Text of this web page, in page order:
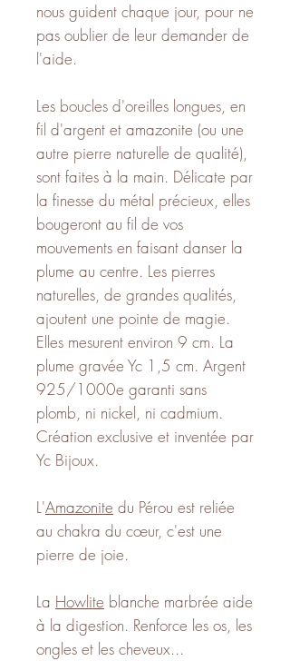
nous guident chaque jour, pour ne
pas oublier de leur demander de
l'aide.
Les boucles d'oreilles longues, en
fil d'argent et amazonite (ou une
autre pierre naturelle de qualité),
sont faites à la main. Délicate par
la finesse du métal précieux, elles
bougeront au fil de vos
mouvements en faisant danser la
plume au centre. Les pierres
naturelles, de grandes qualités,
ajoutent une pointe de magie.
Elles mesurent environ 9 cm. La
plume gravée Yc 1,5 cm. Argent
925/1000e garanti sans
plomb, ni nickel, ni cadmium.
Création exclusive et inventée par
Yc Bijoux.
L'Amazonite du Pérou est reliée
au chakra du cœur, c'est une
pierre de joie.
La Howlite blanche marbrée aide
à la digestion. Renforce les os, les
ongles et les cheveux...